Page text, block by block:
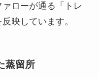
ローが通る「トレ
映しています。
蒸留所